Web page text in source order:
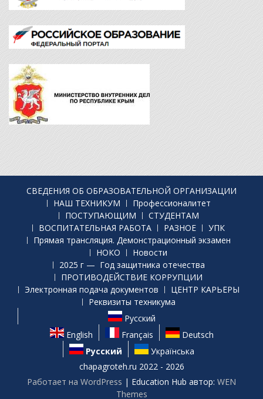
СВЕДЕНИЯ ОБ ОБРАЗОВАТЕЛЬНОЙ ОРГАНИЗАЦИИ
НАШ ТЕХНИКУМ
Профессионалитет
ПОСТУПАЮЩИМ
СТУДЕНТАМ
ВОСПИТАТЕЛЬНАЯ РАБОТА
РАЗНОЕ
УПК
Прямая трансляция. Демонстрационный экзамен
НОКО
Новости
2025 г — Год защитника отечества
ПРОТИВОДЕЙСТВИЕ КОРРУПЦИИ
Электронная подача документов
ЦЕНТР КАРЬЕРЫ
Реквизиты техникума
Русский
English
Français
Deutsch
Русский
Українська
chapagroteh.ru 2022 - 2026
Работает на WordPress | Education Hub автор: WEN
Themes